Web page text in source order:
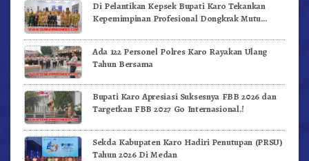
Di Pelantikan Kepsek Bupati Karo Tekankan
Kepemimpinan Profesional Dongkrak Mutu
Ada 122 Personel Polres Karo Rayakan Ulang
Tahun Bersama
Bupati Karo Apresiasi Suksesnya FBB 2026 dan
Targetkan FBB 2027 Go Internasional.!
Sekda Kabupaten Karo Hadiri Penutupan (PRSU)
Tahun 2026 Di Medan